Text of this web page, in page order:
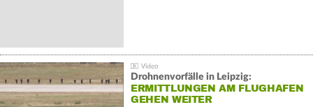
Drohnenvorfälle in Leipzig:
ERMITTLUNGEN AM FLUGHAFEN
GEHEN WEITER